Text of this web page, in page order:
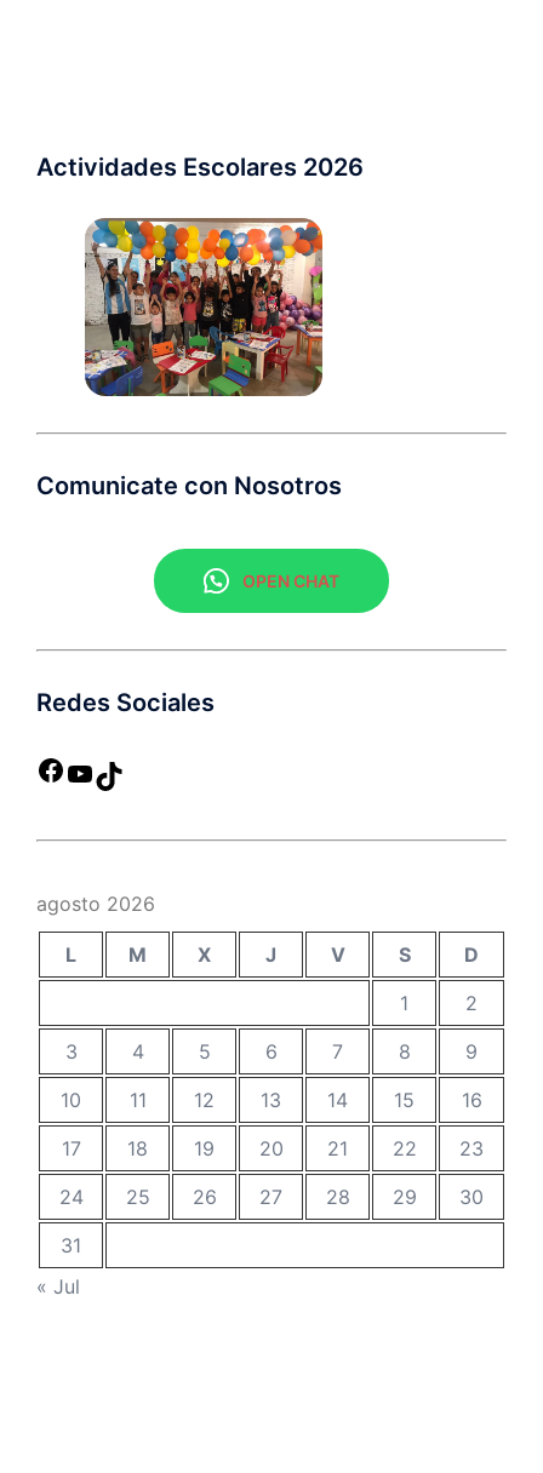
Actividades Escolares 2026 ​
Comunicate con Nosotros
OPEN CHAT
Redes Sociales
agosto 2026
L M X J V S
D
1
2
3
4 5 6 7 8
9
10
11 12 13 14 15
16
17
18 19 20 21 22
23
24
25 26 27 28 29
30
31
« Jul